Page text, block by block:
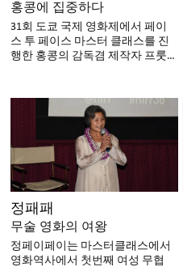
홍콩에 집중하다
31회 도쿄 국제 영화제에서 페이
스 투 페이스 마스터 클래스를 진
행한 홍콩의 감독겸 제작자 프룻
정패패
무술 영화의 여왕
정페이페이는 마스터클래스에서
영화역사에서 첫번째 여성 무협